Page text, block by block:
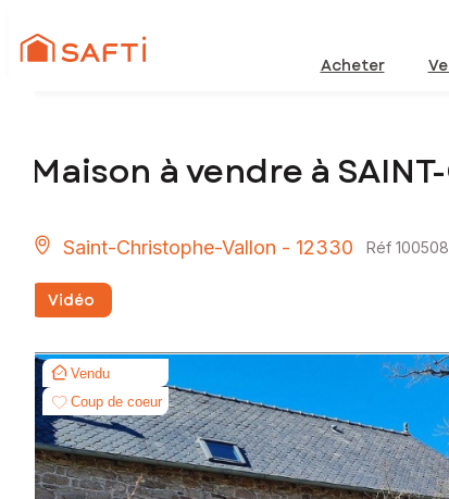
Acheter
Maison à vendre à SAINT-
Saint-Christophe-Vallon - 12330 Réf
Vidéo
Vendu
Coup de coeur